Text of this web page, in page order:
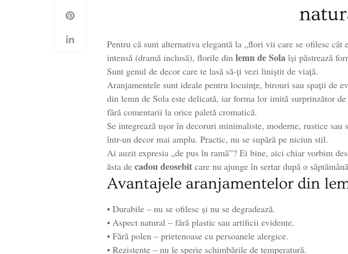
Pentru că sunt alternativa elegantă la „flori vii care se ofilesc
intensă (dramă inclusă), florile din lemn de Sola își păstrează
Sunt genul de decor care te lasă să-ți vezi liniștit de viață.
Aranjamentele sunt ideale pentru locuințe, birouri sau spații de
din lemn de Sola este delicată, iar forma lor imită surprinzător
fără comentarii la orice paletă cromatică.
Se integrează ușor în decoruri minimaliste, moderne, rustice
într-un decor mai amplu. Practic, nu se supără pe niciun stil.
Ai auzit expresia „de pus în ramă”? Ei bine, aici chiar vorbim
ăsta de cadou deosebit care nu ajunge în sertar după o
Avantajele aranjamentelor din
• Durabile – nu se ofilesc și nu se degradează.
• Aspect natural – fără plastic sau artificii evidente.
• Fără polen – prietenoase cu persoanele alergice.
• Rezistente – nu le sperie schimbările de temperatură.